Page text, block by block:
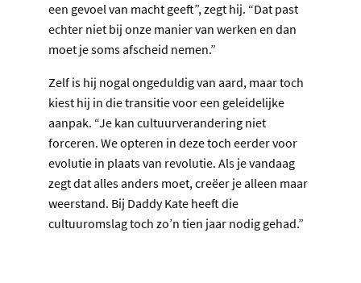
een gevoel van macht geeft”, zegt hij. “Dat past
echter niet bij onze manier van werken en dan
moet je soms afscheid nemen.”
Zelf is hij nogal ongeduldig van aard, maar toch
kiest hij in die transitie voor een geleidelijke
aanpak. “Je kan cultuurverandering niet
forceren. We opteren in deze toch eerder voor
evolutie in plaats van revolutie. Als je vandaag
zegt dat alles anders moet, creëer je alleen maar
weerstand. Bij Daddy Kate heeft die
cultuuromslag toch zo’n tien jaar nodig gehad.”